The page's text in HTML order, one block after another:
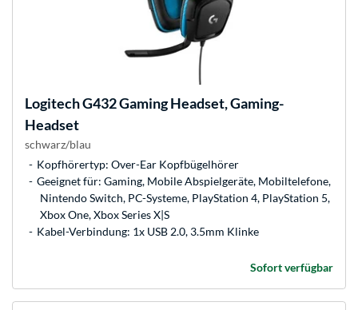
LogitechG432 Gaming Headset, Gaming-
Headset
schwarz/blau
Kopfhörertyp: Over-Ear Kopfbügelhörer
Geeignet für: Gaming, Mobile Abspielgeräte, Mobiltelefone,
Nintendo Switch, PC-Systeme, PlayStation 4, PlayStation 5,
Xbox One, Xbox Series X|S
Kabel-Verbindung: 1x USB 2.0, 3.5mm Klinke
Sofort verfügbar